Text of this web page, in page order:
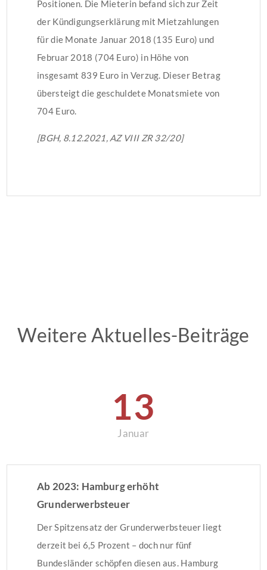
Positionen. Die Mieterin befand sich zur Zeit
der Kündigungserklärung mit Mietzahlungen
für die Monate Januar 2018 (135 Euro) und
Februar 2018 (704 Euro) in Höhe von
insgesamt 839 Euro in Verzug. Dieser Betrag
übersteigt die geschuldete Monatsmiete von
704 Euro.
[BGH, 8.12.2021, AZ VIII ZR 32/20]
Weitere Aktuelles-Beiträge
13
Januar
Ab 2023: Hamburg erhöht
Grunderwerbsteuer
Der Spitzensatz der Grunderwerbsteuer liegt
derzeit bei 6,5 Prozent – doch nur fünf
Bundesländer schöpfen diesen aus. Hamburg